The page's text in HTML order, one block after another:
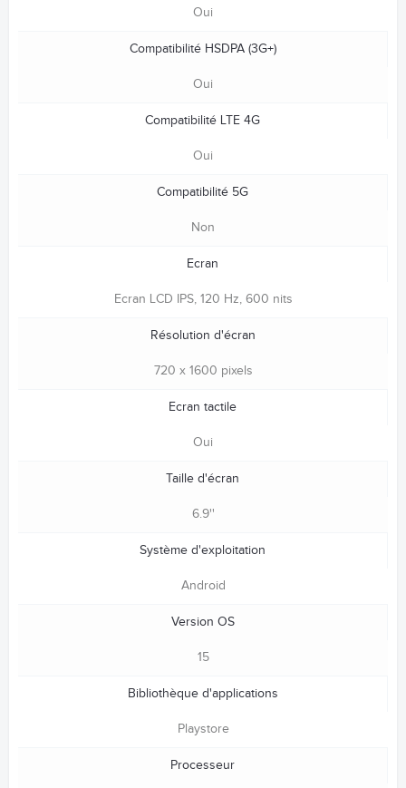
Oui
Compatibilité HSDPA (3G+)
Oui
Compatibilité LTE 4G
Oui
Compatibilité 5G
Non
Ecran
Ecran LCD IPS, 120 Hz, 600 nits
Résolution d'écran
720 x 1600 pixels
Ecran tactile
Oui
Taille d'écran
6.9''
Système d'exploitation
Android
Version OS
15
Bibliothèque d'applications
Playstore
Processeur